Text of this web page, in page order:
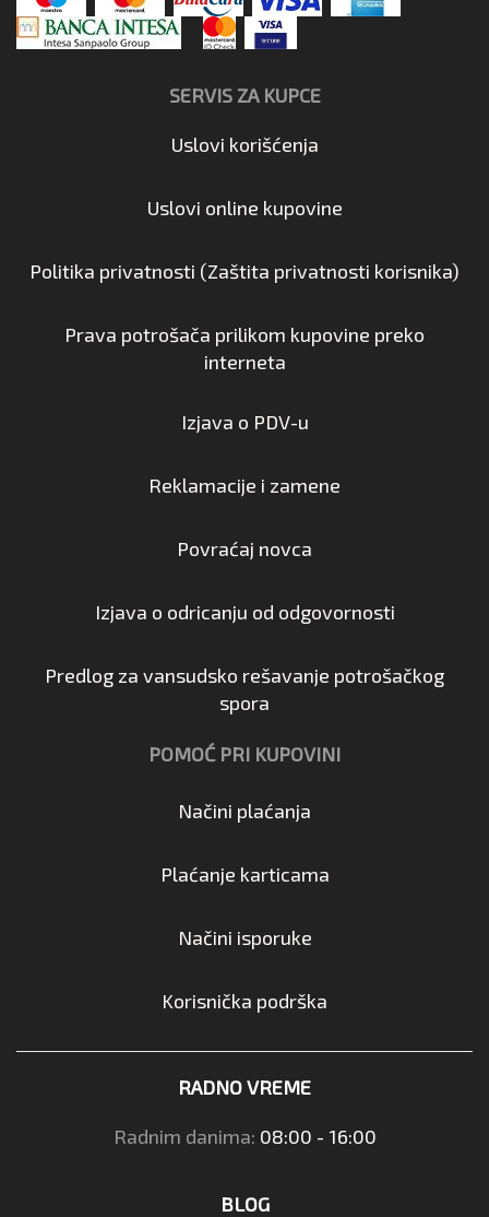
SERVIS ZA KUPCE
Uslovi korišćenja
Uslovi online kupovine
Politika privatnosti (Zaštita privatnosti korisnika)
Prava potrošača prilikom kupovine preko
interneta
Izjava o PDV-u
Reklamacije i zamene
Povraćaj novca
Izjava o odricanju od odgovornosti
Predlog za vansudsko rešavanje potrošačkog
spora
POMOĆ PRI KUPOVINI
Načini plaćanja
Plaćanje karticama
Načini isporuke
Korisnička podrška
RADNO VREME
Radnim danima: 08:00 - 16:00
BLOG